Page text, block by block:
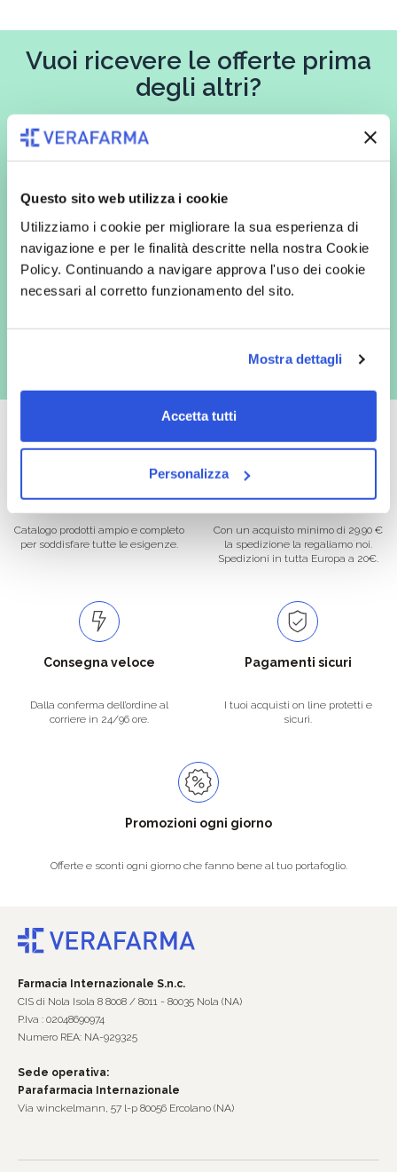
Questo sito web utilizza i cookie
Utilizziamo i cookie per migliorare la sua esperienza di
navigazione e per le finalità descritte nella nostra Cookie
Policy. Continuando a navigare approva l'uso dei cookie
necessari al corretto funzionamento del sito.
Mostra dettagli
Accetta tutti
Personalizza
Vuoi ricevere le offerte prima
degli altri?
Iscriviti alla newsletter
In qualità di interessato, avendo letto l’informativa
Privacy Policy
redatta ai sensi del Regolamento EU 2016/679, acconsento
espressamente al trattamento dei miei dati personali per finalità
commerciali da parte di Verafarma, tra cui invio di comunicazioni
marketing (con modalità telematiche - quali ad es. newsletter ed e-mail
con inviti e comunicazioni commerciali - e modalità tradizionali, quali ad
Catalogo prodotti ampio e completo
per soddisfare tutte le esigenze.
Con un acquisto minimo di 29.90 €
la spedizione la regaliamo noi.
Spedizioni in tutta Europa a 20€.
Consegna veloce
Dalla conferma dell’ordine al
corriere in 24/96 ore.
Pagamenti sicuri
I tuoi acquisti on line protetti e
sicuri.
Promozioni ogni giorno
Offerte e sconti ogni giorno che fanno bene al tuo portafoglio.
Farmacia Internazionale S.n.c.
CIS di Nola Isola 8 8008 / 8011 - 80035 Nola (NA)
P.Iva : 02048690974
Numero REA: NA-929325
Sede operativa:
Parafarmacia Internazionale
Via winckelmann, 57 l-p 80056 Ercolano (NA)